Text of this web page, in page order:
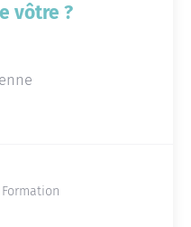
vôtre ?
?"
Formation